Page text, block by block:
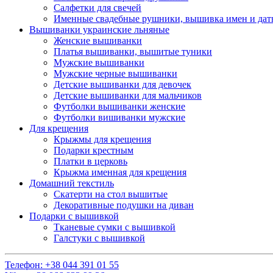
Салфетки для свечей
Именные свадебные рушники, вышивка имен и
Вышиванки украинские льняные
Женские вышиванки
Платья вышиванки, вышитые туники
Мужские вышиванки
Мужские черные вышиванки
Детские вышиванки для девочек
Детские вышиванки для мальчиков
Футболки вышиванки женские
Футболки вишиванки мужские
Для крещения
Крыжмы для крещения
Подарки крестным
Платки в церковь
Крыжма именная для крещения
Домашний текстиль
Скатерти на стол вышитые
Декоративные подушки на диван
Подарки с вышивкой
Тканевые сумки с вышивкой
Галстуки с вышивкой
Телефон: +38 044 391 01 55